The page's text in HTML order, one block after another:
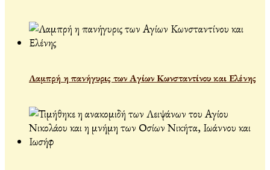
Λαμπρή η πανήγυρις των Αγίων Κωνσταντίνου και Ελένης